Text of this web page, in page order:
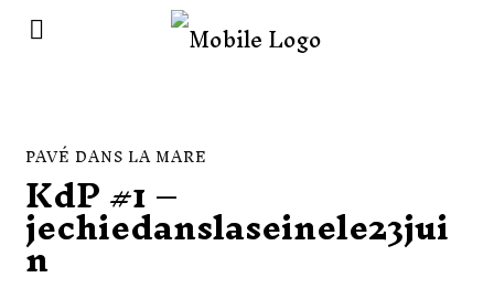
PAVÉ DANS LA MARE
KdP #1 –
jechiedanslaseinele23jui
n